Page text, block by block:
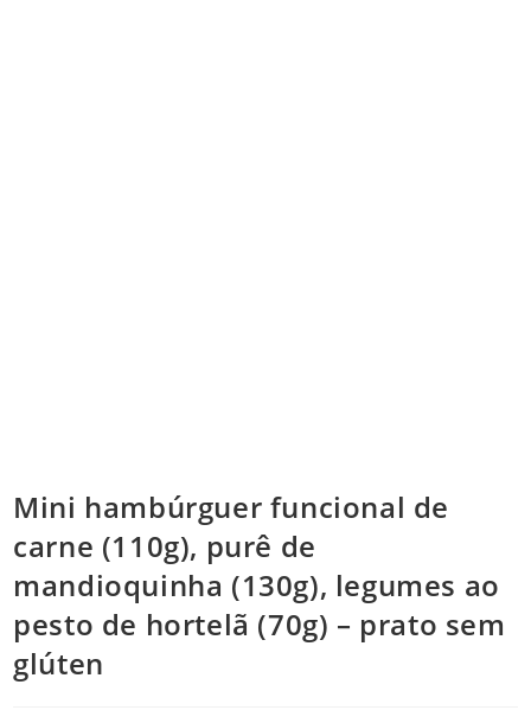
Mini hambúrguer funcional de
carne (110g), purê de
mandioquinha (130g), legumes ao
pesto de hortelã (70g) – prato sem
glúten